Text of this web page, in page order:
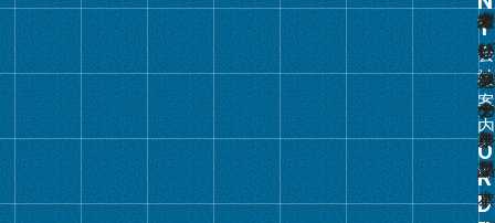
会
社
案
内
ン
ク
グ
ル
ー
オ
リ
ジ
ナ
ル
フ
ァ
白
い
フ
ァ
イ
ル
・
ス
ー
パ
ー
ク
リ
ス
カ
レ
ン
ダ
ー
製
本
オ
リ
ジ
ナ
ル
ク
リ
タ
ビ
メ
モ
リ
そ
の
他
の
製
品
綴
じ
具